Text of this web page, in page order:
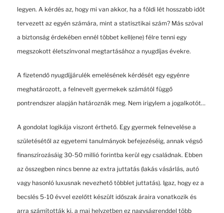
legyen. A kérdés az, hogy mi van akkor, ha a földi lét hosszabb időt
tervezett az egyén számára, mint a statisztikai szám? Más szóval
a biztonság érdekében ennél többet kell(ene) félre tenni egy
megszokott életszínvonal megtartásához a nyugdíjas évekre.
A fizetendő nyugdíjjárulék emelésének kérdését egy egyénre
meghatározott, a felnevelt gyermekek számától függő
pontrendszer alapján határoznák meg. Nem irigylem a jogalkotót…
A gondolat logikája viszont érthető. Egy gyermek felnevelése a
születésétől az egyetemi tanulmányok befejezéséig, annak végső
finanszírozásáig 30-50 millió forintba kerül egy családnak. Ebben
az összegben nincs benne az extra juttatás (lakás vásárlás, autó
vagy hasonló luxusnak nevezhető többlet juttatás). Igaz, hogy ez a
becslés 5-10 évvel ezelőtt készült időszak áraira vonatkozik és
arra számították ki, a mai helyzetben ez nagyságrenddel több